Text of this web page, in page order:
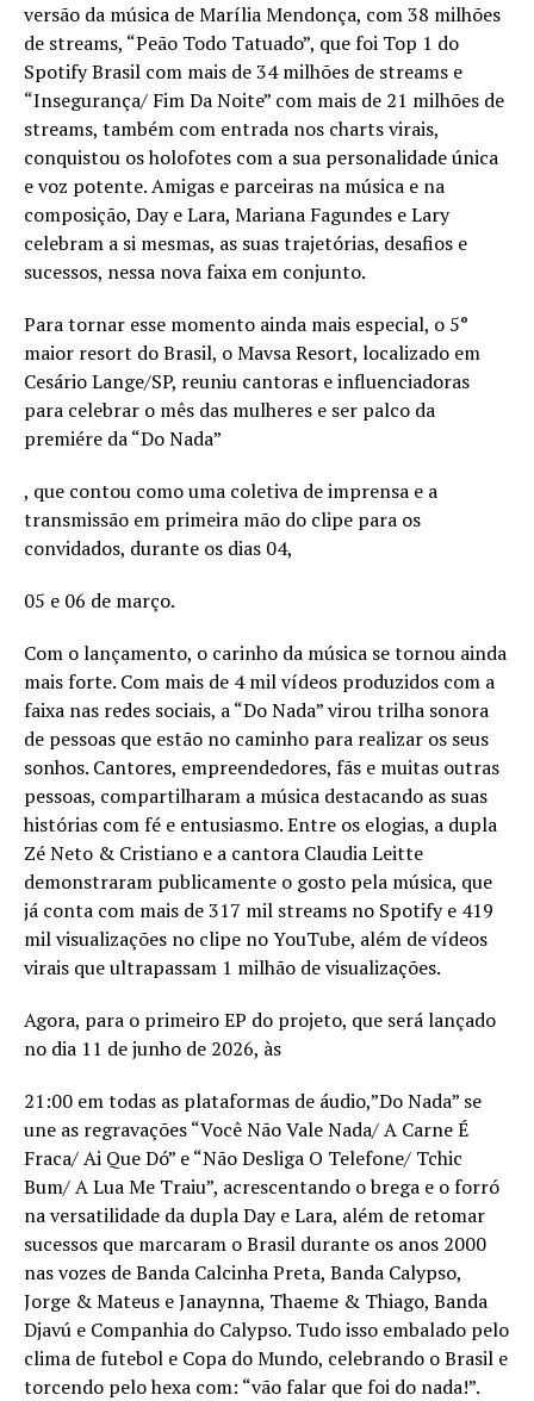
versão da música de Marília Mendonça, com 38 milhões
de streams, “Peão Todo Tatuado”, que foi Top 1 do
Spotify Brasil com mais de 34 milhões de streams e
“Insegurança/ Fim Da Noite” com mais de 21 milhões de
streams, também com entrada nos charts virais,
conquistou os holofotes com a sua personalidade única
e voz potente. Amigas e parceiras na música e na
composição, Day e Lara, Mariana Fagundes e Lary
celebram a si mesmas, as suas trajetórias, desafios e
sucessos, nessa nova faixa em conjunto.
Para tornar esse momento ainda mais especial, o 5°
maior resort do Brasil, o Mavsa Resort, localizado em
Cesário Lange/SP, reuniu cantoras e influenciadoras
para celebrar o mês das mulheres e ser palco da
premiére da “Do Nada”
, que contou como uma coletiva de imprensa e a
transmissão em primeira mão do clipe para os
convidados, durante os dias 04,
05 e 06 de março.
Com o lançamento, o carinho da música se tornou ainda
mais forte. Com mais de 4 mil vídeos produzidos com a
faixa nas redes sociais, a “Do Nada” virou trilha sonora
de pessoas que estão no caminho para realizar os seus
sonhos. Cantores, empreendedores, fãs e muitas outras
pessoas, compartilharam a música destacando as suas
histórias com fé e entusiasmo. Entre os elogias, a dupla
Zé Neto & Cristiano e a cantora Claudia Leitte
demonstraram publicamente o gosto pela música, que
já conta com mais de 317 mil streams no Spotify e 419
mil visualizações no clipe no YouTube, além de vídeos
virais que ultrapassam 1 milhão de visualizações.
Agora, para o primeiro EP do projeto, que será lançado
no dia 11 de junho de 2026, às
21:00 em todas as plataformas de áudio,”Do Nada” se
une as regravações “Você Não Vale Nada/ A Carne É
Fraca/ Ai Que Dó” e “Não Desliga O Telefone/ Tchic
Bum/ A Lua Me Traiu”, acrescentando o brega e o forró
na versatilidade da dupla Day e Lara, além de retomar
sucessos que marcaram o Brasil durante os anos 2000
nas vozes de Banda Calcinha Preta, Banda Calypso,
Jorge & Mateus e Janaynna, Thaeme & Thiago, Banda
Djavú e Companhia do Calypso. Tudo isso embalado pelo
clima de futebol e Copa do Mundo, celebrando o Brasil e
torcendo pelo hexa com: “vão falar que foi do nada!”.